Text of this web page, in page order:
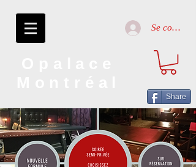
Se connecter
Share